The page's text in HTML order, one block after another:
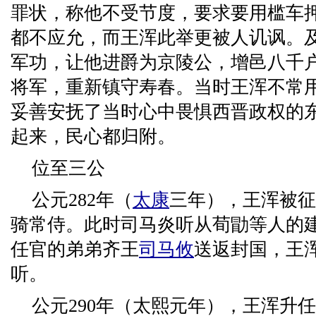
罪状，称他不受节度，要求要用槛车
都不应允，而王浑此举更被人讥讽。
军功，让他进爵为京陵公，增邑八千
将军，重新镇守寿春。当时王浑不常
妥善安抚了当时心中畏惧西晋政权的
起来，民心都归附。
位至三公
公元282年（太康三年），王浑被
骑常侍。此时司马炎听从荀勖等人的
任官的弟弟齐王司马攸送返封国，王
听。
公元290年（太熙元年），王浑升